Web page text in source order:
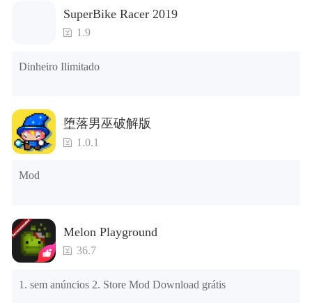
1. O jogo está três vezes mais rápido do que antes
2. Incluindo todos os mapas (incluindo salas e móveis)
para a extrema direita na agência dos correios, há uma janela à
Dicas: Quando a instalação falhar, consulte as seguintes
soluções
Verifique se o mesmo jogo já existe no telefone; em caso
novamente
Verifique se a memória do telefone é suficiente, caso
contrário, limpe a memória do telefone primeiro e tente
instalar novamente
SuperBike Racer 2019
1.9
Dinheiro Ilimitado
堕落男巫破解版
1.0.1
Mod
Melon Playground
36.7
1. sem anúncios 2. Store Mod Download grátis